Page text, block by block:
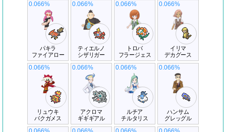
パキラ
ファイアロー
0.066%
ティエルノ
シザリガー
0.066%
トロバ
フラージェス
0.066%
イリマ
デカグース
0.066%
リュウキ
バクガメス
0.066%
アクロマ
ギギギアル
0.066%
ルチア
チルタリス
0.066%
ハンサム
グレッグル
0.066%